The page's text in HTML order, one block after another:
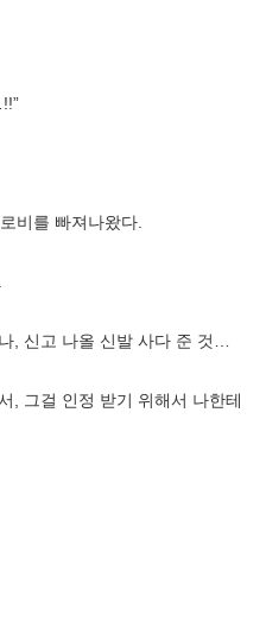
비를 빠져나왔다.
, 신고 나올 신발 사다 준 것…
, 그걸 인정 받기 위해서 나한테